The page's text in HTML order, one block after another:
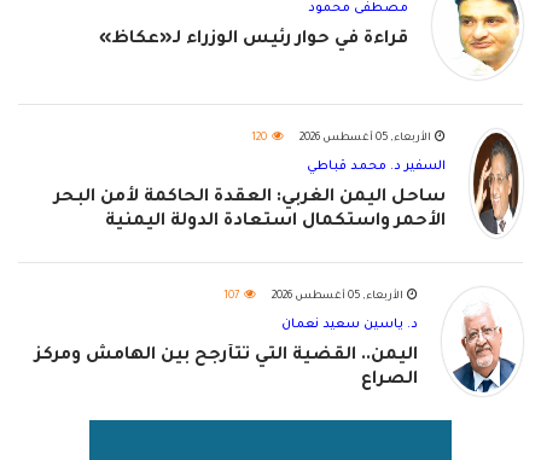
مصطفى محمود
قراءة في حوار رئيس الوزراء لـ«عكاظ»
الأربعاء, 05 أغسطس 2026 120
السفير د. محمد قباطي
ساحل اليمن الغربي: العقدة الحاكمة لأمن البحر
الأحمر واستكمال استعادة الدولة اليمنية
الأربعاء, 05 أغسطس 2026 107
د. ياسين سعيد نعمان
اليمن.. القضية التي تتأرجح بين الهامش ومركز
الصراع